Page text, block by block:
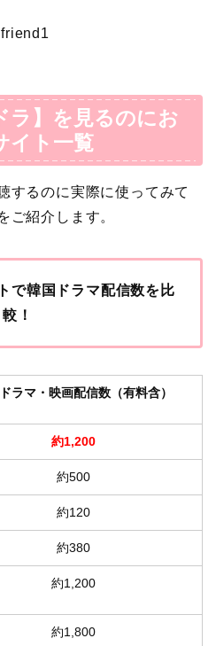
ラ】を見るのにお
イト一覧
するのに実際に使ってみて
ご紹介します。
で韓国ドラマ配信数を比
較！
ラマ・映画配信数（有料含）
約1,200
約500
約120
約380
約1,200
約1,800